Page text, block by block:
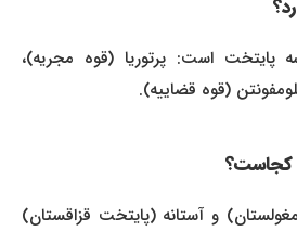
است: پرتوریا (قوه مجریه)،
(قوه قضاییه).
و آستانه (پایتخت قزاقستان)